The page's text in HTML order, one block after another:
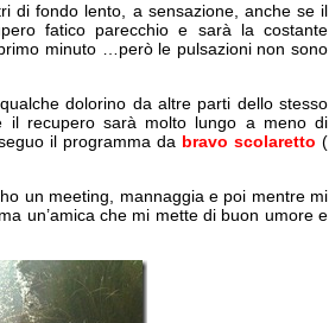
di fondo lento, a sensazione, anche se il
fatico parecchio e sarà la costante
minuto …però le pulsazioni non sono
dolorino da altre parti dello stesso
il recupero sarà molto lungo a meno di
il programma da bravo scolaretto (
un meeting, mannaggia e poi mentre mi
un’amica che mi mette di buon umore e